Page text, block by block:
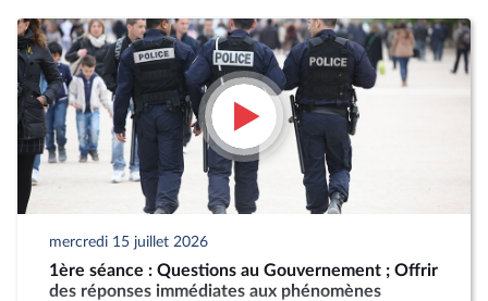
mercredi 15 juillet 2026
1ère séance : Questions au Gouvernement ; Offrir
des réponses immédiates aux phénomènes